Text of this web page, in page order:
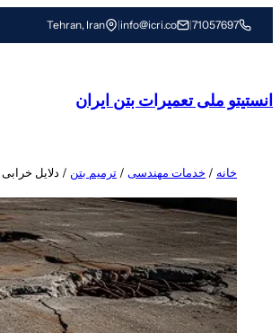
رفتن
به
71057697
|
info@icri.co
|
Tehran, Iran
انستیتو ملی تعمیرات بتن ایران
خانه / خدمات مهندسی / ترمیم بتن / دلایل